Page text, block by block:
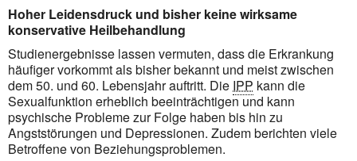
Hoher Leidensdruck und bisher keine wirksame
konservative Heilbehandlung
Studienergebnisse lassen vermuten, dass die Erkrankung
häufiger vorkommt als bisher bekannt und meist zwischen
dem 50. und 60. Lebensjahr auftritt. Die IPP kann die
Sexualfunktion erheblich beeinträchtigen und kann
psychische Probleme zur Folge haben bis hin zu
Angststörungen und Depressionen. Zudem berichten viele
Betroffene von Beziehungsproblemen.